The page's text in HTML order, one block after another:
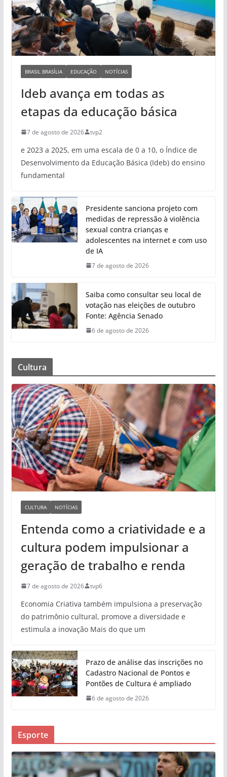
BRASIL BRASÍLIA EDUCAÇÃO NOTÍCIAS
Ideb avança em todas as
etapas da educação básica
7 de agosto de 2026 tvp2
e 2023 a 2025, em uma escala de 0 a 10, o Índice de
Desenvolvimento da Educação Básica (Ideb) do ensino
fundamental
Presidente sanciona projeto com
medidas de repressão à violência
sexual contra crianças e
adolescentes na internet e com uso
de IA
7 de agosto de 2026
Saiba como consultar seu local de
votação nas eleições de outubro
Fonte: Agência Senado
6 de agosto de 2026
Cultura
CULTURA NOTÍCIAS
Entenda como a criatividade e a
cultura podem impulsionar a
geração de trabalho e renda
7 de agosto de 2026 tvp6
Economia Criativa também impulsiona a preservação
do patrimônio cultural, promove a diversidade e
estimula a inovação Mais do que um
Prazo de análise das inscrições no
Cadastro Nacional de Pontos e
Pontões de Cultura é ampliado
6 de agosto de 2026
Esporte